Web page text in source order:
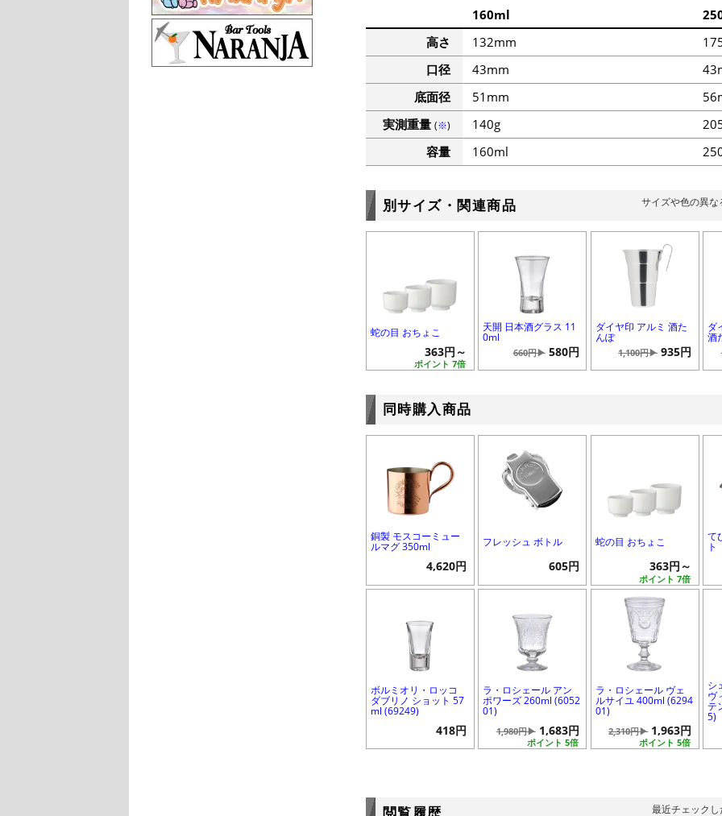
160ml
高さ
132mm
口径
43mm
底面径
51mm
実測重量 (※)
140g
容量
160ml
別サイズ・関連商品 サイズや色の異
蛇の目 おちょこ
ポイント 7倍
363円～
天開 日本酒グラス 11
0ml
660円▶ 580円
ダイヤ印 アルミ 酒た
んぽ
1,100円▶ 935円
ダ
酒
同時購入商品
銅製 モスコーミュー
ルマグ 350ml
4,620円
フレッシュ ボトル
605円
蛇の目 おちょこ
ポイント 7倍
363円～
て
ト
ボルミオリ・ロッコ
ダブリノ ショット 57
ml (69249)
418円
ラ・ロシェール アン
ポワーズ 260ml (6052
01)
ポイント 5倍
1,980円▶ 1,683円
ラ・ロシェール ヴェ
ルサイユ 400ml (6294
01)
ポイント 5倍
2,310円▶ 1,963円
シ
ヴ
テ
5)
閲覧履歴 最近チェックし